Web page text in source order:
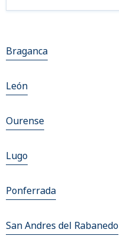
Braganca
León
Ourense
Lugo
Ponferrada
San Andres del Rabanedo